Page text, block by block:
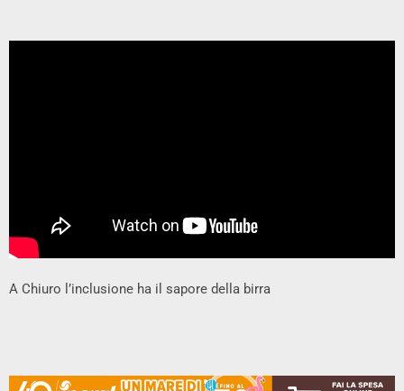
A Chiuro l’inclusione ha il sapore della birra